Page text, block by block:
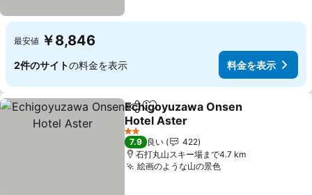
最安値 ￥8,846
2件のサイトの料金を表示 料金を表示
シェアお気に入りに追加
Echigoyuzawa Onsen
Hotel Aster
2 ホテルのランク
7.9 良い
422
石打丸山スキー場まで4.7 km
絵画のような山の景色